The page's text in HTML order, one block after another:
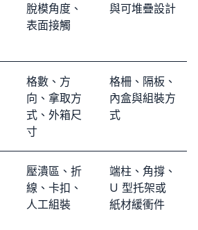
脫模角度、
表面接觸
與可堆疊設計
格數、方
向、拿取方
式、外箱尺
寸
格柵、隔板、
內盒與組裝方
式
壓潰區、折
線、卡扣、
人工組裝
端柱、角撐、
U 型托架或
紙材緩衝件